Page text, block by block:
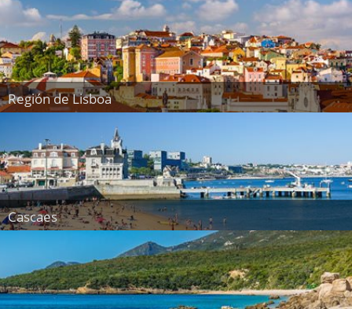
Región de Lisboa
Cascaes